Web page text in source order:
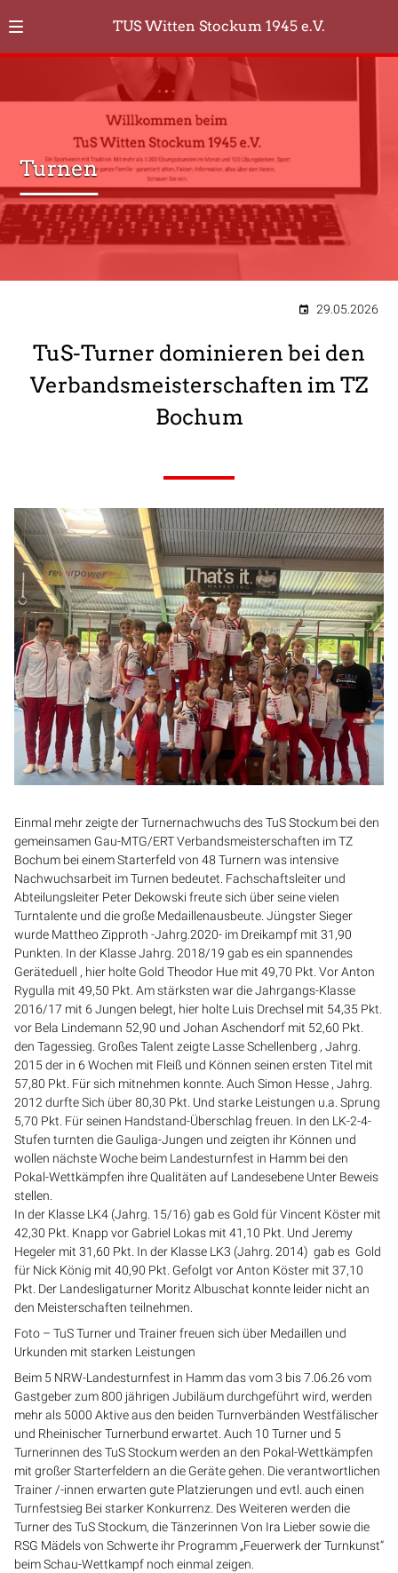
TUS Witten Stockum 1945 e.V.
Turnen
29.05.2026
TuS-Turner dominieren bei den
Verbandsmeisterschaften im TZ
Bochum
Einmal mehr zeigte der Turnernachwuchs des TuS Stockum bei den
gemeinsamen Gau-MTG/ERT Verbandsmeisterschaften im TZ
Bochum bei einem Starterfeld von 48 Turnern was intensive
Nachwuchsarbeit im Turnen bedeutet. Fachschaftsleiter und
Abteilungsleiter Peter Dekowski freute sich über seine vielen
Turntalente und die große Medaillenausbeute. Jüngster Sieger
wurde Mattheo Zipproth -Jahrg.2020- im Dreikampf mit 31,90
Punkten. In der Klasse Jahrg. 2018/19 gab es ein spannendes
Geräteduell , hier holte Gold Theodor Hue mit 49,70 Pkt. Vor Anton
Rygulla mit 49,50 Pkt. Am stärksten war die Jahrgangs-Klasse
2016/17 mit 6 Jungen belegt, hier holte Luis Drechsel mit 54,35 Pkt.
vor Bela Lindemann 52,90 und Johan Aschendorf mit 52,60 Pkt.
den Tagessieg. Großes Talent zeigte Lasse Schellenberg , Jahrg.
2015 der in 6 Wochen mit Fleiß und Können seinen ersten Titel mit
57,80 Pkt. Für sich mitnehmen konnte. Auch Simon Hesse , Jahrg.
2012 durfte Sich über 80,30 Pkt. Und starke Leistungen u.a. Sprung
5,70 Pkt. Für seinen Handstand-Überschlag freuen. In den LK-2-4-
Stufen turnten die Gauliga-Jungen und zeigten ihr Können und
wollen nächste Woche beim Landesturnfest in Hamm bei den
Pokal-Wettkämpfen ihre Qualitäten auf Landesebene Unter Beweis
stellen.
In der Klasse LK4 (Jahrg. 15/16) gab es Gold für Vincent Köster mit
42,30 Pkt. Knapp vor Gabriel Lokas mit 41,10 Pkt. Und Jeremy
Hegeler mit 31,60 Pkt. In der Klasse LK3 (Jahrg. 2014) gab es Gold
für Nick König mit 40,90 Pkt. Gefolgt vor Anton Köster mit 37,10
Pkt. Der Landesligaturner Moritz Albuschat konnte leider nicht an
den Meisterschaften teilnehmen.
Foto – TuS Turner und Trainer freuen sich über Medaillen und
Urkunden mit starken Leistungen
Beim 5 NRW-Landesturnfest in Hamm das vom 3 bis 7.06.26 vom
Gastgeber zum 800 jährigen Jubiläum durchgeführt wird, werden
mehr als 5000 Aktive aus den beiden Turnverbänden Westfälischer
und Rheinischer Turnerbund erwartet. Auch 10 Turner und 5
Turnerinnen des TuS Stockum werden an den Pokal-Wettkämpfen
mit großer Starterfeldern an die Geräte gehen. Die verantwortlichen
Trainer /-innen erwarten gute Platzierungen und evtl. auch einen
Turnfestsieg Bei starker Konkurrenz. Des Weiteren werden die
Turner des TuS Stockum, die Tänzerinnen Von Ira Lieber sowie die
RSG Mädels von Schwerte ihr Programm „Feuerwerk der Turnkunst“
beim Schau-Wettkampf noch einmal zeigen.